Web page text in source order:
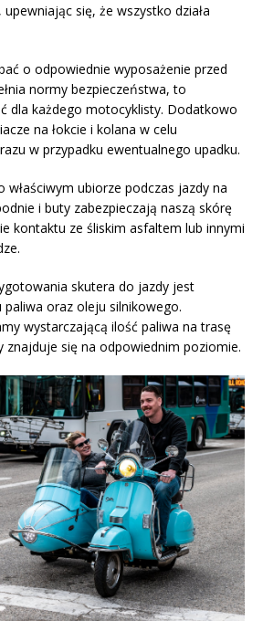
się, że wszystko działa
o odpowiednie wyposażenie przed
normy bezpieczeństwa, to
dla każdego motocyklisty. Dodatkowo
na łokcie i kolana w celu
w przypadku ewentualnego upadku.
właściwym ubiorze podczas jazdy na
i buty zabezpieczają naszą skórę
kontaktu ze śliskim asfaltem lub innymi
skutera do jazdy jest
oraz oleju silnikowego.
wystarczającą ilość paliwa na trasę
znajduje się na odpowiednim poziomie.